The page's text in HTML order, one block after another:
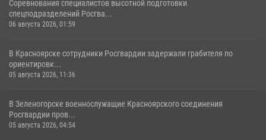
Соревнования специалистов высотной подготовки
спецподразделений Росгва...
06 августа 2026, 01:59
В Красноярске сотрудники Росгвардии задержали грабителя по
ориентировк...
05 августа 2026, 11:36
В Зеленогорске военнослужащие Красноярского соединения
Росгвардии пров...
05 августа 2026, 04:54